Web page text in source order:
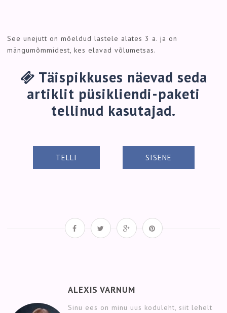
See unejutt on mõeldud lastele alates 3 a. ja on
mängumõmmidest, kes elavad võlumetsas.
Täispikkuses näevad seda
artiklit püsikliendi-paketi
tellinud kasutajad.
TELLI SISENE
ALEXIS VARNUM
Sinu ees on minu uus koduleht, siit lehelt